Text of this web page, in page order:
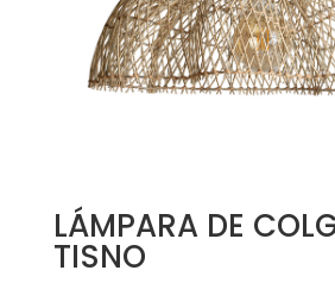
LÁMPARA DE
TISNO